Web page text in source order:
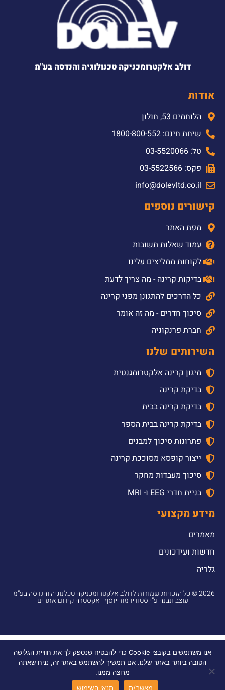
דולב אלקטרומכניקה טכנולוגיה והנדסה בע"מ
אודות
הלוחמים 53, חולון
שיחת חינם: 1800-800-552
טל: 03-5520066
פקס: 03-5522566
info@dolevltd.co.il
קישורים נוספים
מפת האתר
עמוד שאלות תשובות
לקוחות ממליצים עלינו
בדיקות קרינה - מה צריך לדעת
כל הדרכים להתגונן מפני קרינה
סיכוך חדרים - מה זה אומר
חברת פרנקוניה
השירותים שלנו
מיגון קרינה אלקטרומגנטית
בדיקת קרינה
בדיקת קרינה בבית
בדיקת קרינה בבית הספר
פתרונות סיכוך למבנים
ייצור קופסא מסוככת קרינה
סיכוך מעבדות מחקר
בניית חדרי EEG ו- MRI
מידע מקצועי
מאמרים
חדשות ועידכונים
גלריה
2026 © כל הזכויות שמורות לדולב אלקטרומכניקה טכלנוגיה והנדסה בע”מ |
עוצב ונבנה ע”י סטודיו מור יוסף | אקסטרה קידום אתרים
אנו משתמשים בקובצי Cookie כדי להבטיח שנספק לך את חוויית הגלישה
הטובה ביותר באתר שלנו. אם תמשיך להשתמש באתר זה, נניח שאתה
מרוצה ממנו.
מאשר/ת
תנאי השימוש